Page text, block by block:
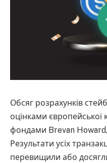
Обсяг розрахунків
оцінками європейської
фондами Brevan
Результати усіх
перевищили або